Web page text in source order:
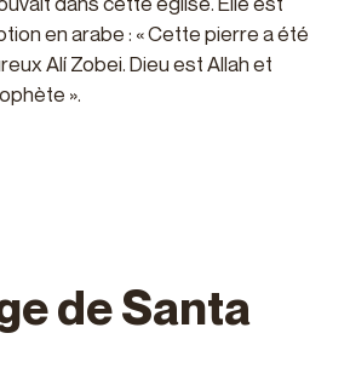
en arabe : « Cette pierre a été
Alí Zobei. Dieu est Allah et
».
de Santa